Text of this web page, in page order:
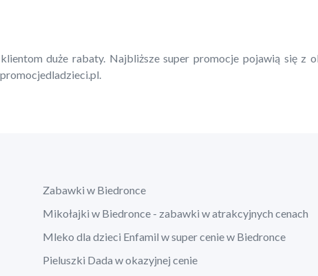
duże rabaty. Najbliższe super promocje pojawią się z
Zabawki w Biedronce
Mikołajki w Biedronce - zabawki w atrakcyjnych cenach
Mleko dla dzieci Enfamil w super cenie w Biedronce
Pieluszki Dada w okazyjnej cenie